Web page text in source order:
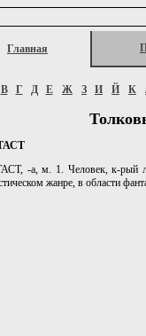
Главная
В Г Д Е Ж З И Й К
-а, м. 1. Человек, к-рый
жанре, в области